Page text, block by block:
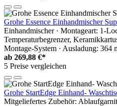
Grohe Essence Einhandmischer
Einhandmischer · Montageart: 1-
Temperaturbegrenzer,
Montage-System · Ausladung: 364
ab 269,88 €*
5 Preise vergleichen
Grohe StartEdge Einhand-
Mitgeliefertes Zubehör: